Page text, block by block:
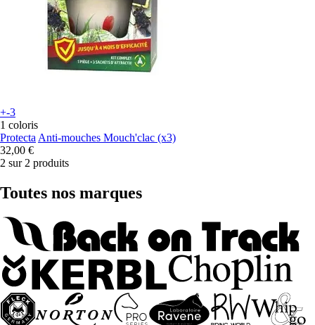
+-3
1 coloris
Protecta Anti-mouches Mouch'clac (x3)
32,00 €
2 sur 2 produits
Toutes nos marques